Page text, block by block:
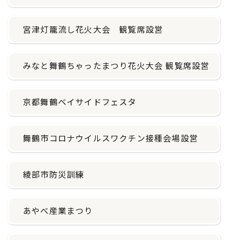
宮津灯籠流し花火大会 観覧席設営
みなと舞鶴ちゃったまつり花火大会 観覧席設営
京都舞鶴ベイサイドフェスタ
舞鶴市コロナウイルスワクチン接種会場設営
綾部市防災訓練
あやべ産業まつり